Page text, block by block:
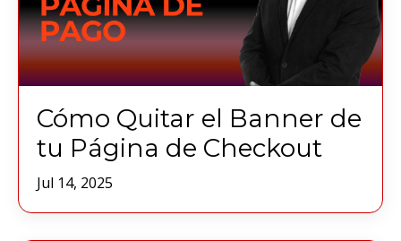
Cómo Quitar el Banner de
tu Página de Checkout
Jul 14, 2025